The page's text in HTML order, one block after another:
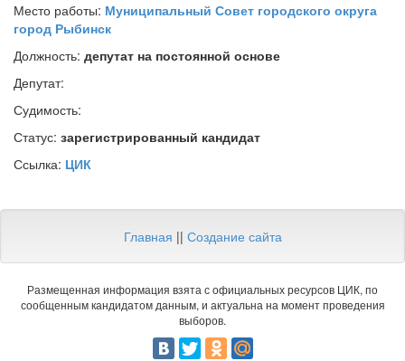
Место работы: Муниципальный Совет городского округа
город Рыбинск
Должность: депутат на постоянной основе
Депутат:
Судимость:
Статус: зарегистрированный кандидат
Ссылка: ЦИК
Главная || Создание сайта
Размещенная информация взята с официальных ресурсов ЦИК, по
сообщенным кандидатом данным, и актуальна на момент проведения
выборов.